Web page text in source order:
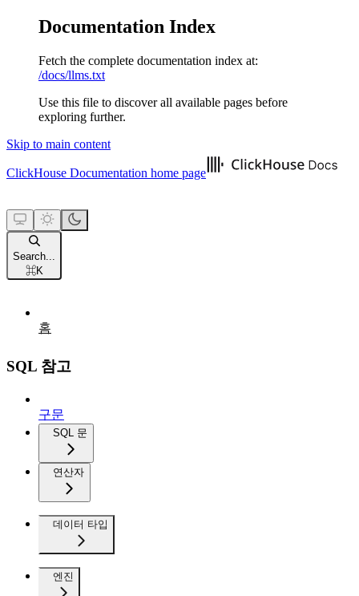
Documentation Index
Fetch the complete documentation index at:
/docs/llms.txt
Use this file to discover all available pages before
exploring further.
Skip to main content
ClickHouse Documentation home page
Search...
⌘K
홈
SQL 참고
구문
SQL 문
연산자
데이터 타입
엔진